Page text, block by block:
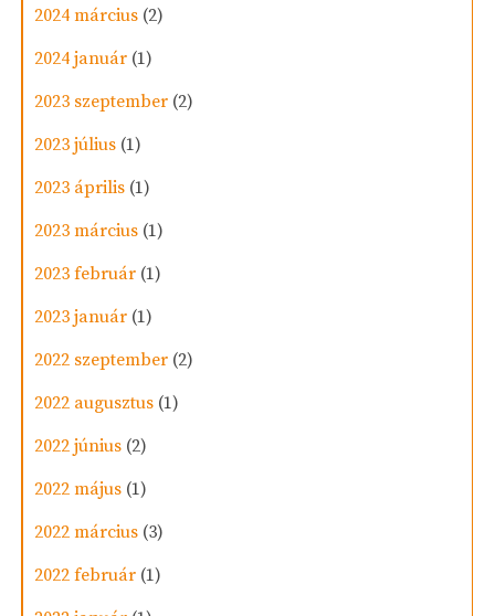
2024 március (2)
2024 január (1)
2023 szeptember (2)
2023 július (1)
2023 április (1)
2023 március (1)
2023 február (1)
2023 január (1)
2022 szeptember (2)
2022 augusztus (1)
2022 június (2)
2022 május (1)
2022 március (3)
2022 február (1)